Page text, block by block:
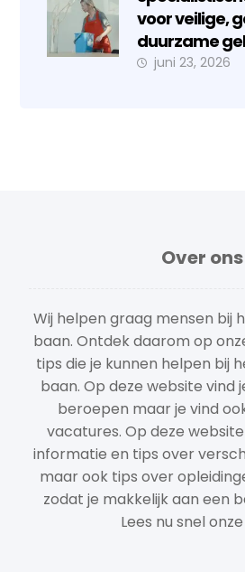
voor veilige,
duurzame
juni 23, 2026
Over ons
Wij helpen graag mensen bij
baan. Ontdek daarom op
tips die je kunnen helpen bij
baan. Op deze website vind
beroepen maar je vind
vacatures. Op deze
informatie en tips over
maar ook tips over
zodat je makkelijk aan een
Lees nu snel